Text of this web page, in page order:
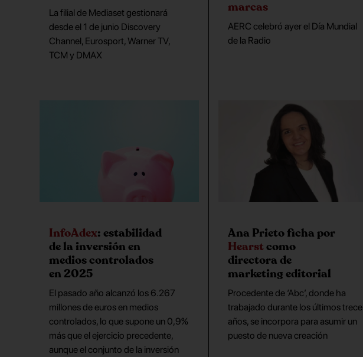
La filial de Mediaset gestionará
desde el 1 de junio Discovery
Channel, Eurosport, Warner TV,
TCM y DMAX
marcas
AERC celebró ayer el Día Mundial
de la Radio
InfoAdex: estabilidad
de la inversión en
medios controlados
en 2025
El pasado año alcanzó los 6.267
millones de euros en medios
controlados, lo que supone un 0,9%
más que el ejercicio precedente,
aunque el conjunto de la inversión
Ana Prieto ficha por
Hearstcomo
directora de
marketing editorial
Procedente de ‘Abc’, donde ha
trabajado durante los últimos trece
años, se incorpora para asumir un
puesto de nueva creación